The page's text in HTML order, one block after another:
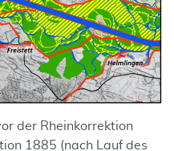
der Rheinkorrektion
1885 (nach Lauf des